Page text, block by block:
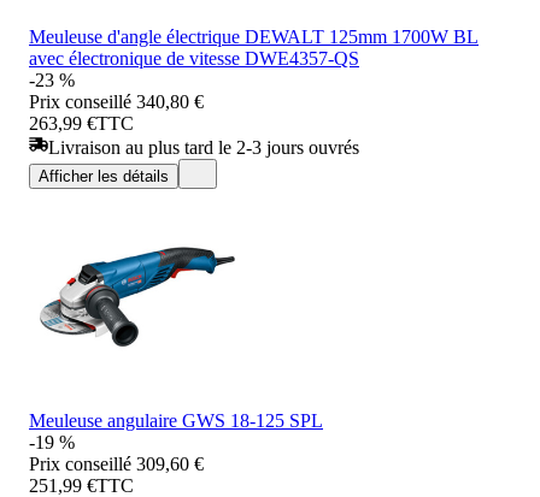
Meuleuse d'angle électrique DEWALT 125mm 1700W BL
avec électronique de vitesse DWE4357-QS
-23 %
Prix conseillé 340,80 €
263,99 €TTC
Livraison au plus tard le 2-3 jours ouvrés
Afficher les détails
Meuleuse angulaire GWS 18-125 SPL
-19 %
Prix conseillé 309,60 €
251,99 €TTC